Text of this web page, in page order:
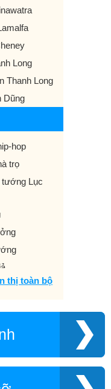
Long
Thanh Long
Dũng
hop
trọ
tướng Lục
nhân xã hội
âm
nhạc
thị toàn bộ